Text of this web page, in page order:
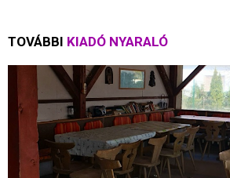
TOVÁBBI KIADÓ NYARALÓ